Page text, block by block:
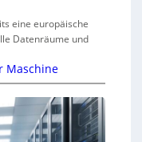
eine europäische
Datenräume und
Maschine